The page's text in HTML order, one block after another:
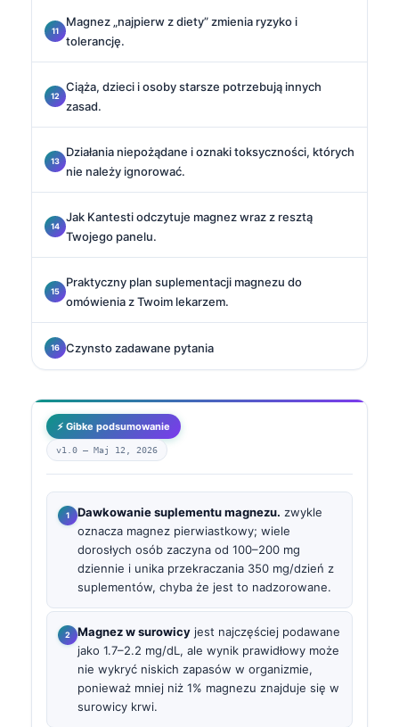
Magnez „najpierw z diety” zmienia ryzyko i
tolerancję.
Ciąża, dzieci i osoby starsze potrzebują innych
zasad.
Działania niepożądane i oznaki toksyczności, których
nie należy ignorować.
Jak Kantesti odczytuje magnez wraz z resztą
Twojego panelu.
Praktyczny plan suplementacji magnezu do
omówienia z Twoim lekarzem.
Czynsto zadawane pytania
⚡ Gibke podsumowanie
v1.0 — Maj 12, 2026
Dawkowanie suplementu magnezu. zwykle
oznacza magnez pierwiastkowy; wiele
dorosłych osób zaczyna od 100–200 mg
dziennie i unika przekraczania 350 mg/dzień z
suplementów, chyba że jest to nadzorowane.
Magnez w surowicy jest najczęściej podawane
jako 1.7–2.2 mg/dL, ale wynik prawidłowy może
nie wykryć niskich zapasów w organizmie,
ponieważ mniej niż 1% magnezu znajduje się w
surowicy krwi.